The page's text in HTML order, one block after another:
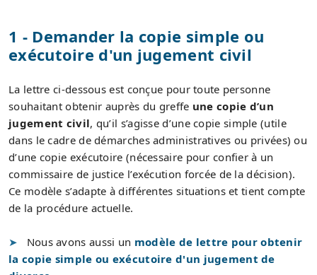
1 - Demander la copie simple ou
exécutoire d'un jugement civil
La lettre ci-dessous est conçue pour toute personne
souhaitant obtenir auprès du greffe une copie d’un
jugement civil, qu’il s’agisse d’une copie simple (utile
dans le cadre de démarches administratives ou privées) ou
d’une copie exécutoire (nécessaire pour confier à un
commissaire de justice l’exécution forcée de la décision).
Ce modèle s’adapte à différentes situations et tient compte
de la procédure actuelle.
Nous avons aussi un modèle de lettre pour obtenir
la copie simple ou exécutoire d'un jugement de